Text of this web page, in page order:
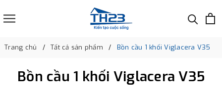
Trang chủ Tất cả sản phẩm Bồn cầu 1 khối Viglacera V35
Bồn cầu 1 khối Viglacera V35